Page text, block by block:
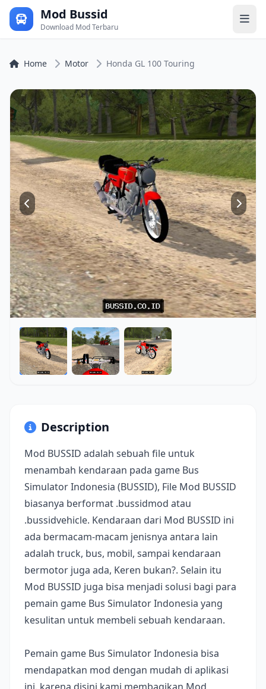
Mod Bussid
Download Mod Terbaru
Home Motor Honda GL 100 Touring
Description
Mod BUSSID adalah sebuah file untuk
menambah kendaraan pada game Bus
Simulator Indonesia (BUSSID), File Mod BUSSID
biasanya berformat .bussidmod atau
.bussidvehicle. Kendaraan dari Mod BUSSID ini
ada bermacam-macam jenisnya antara lain
adalah truck, bus, mobil, sampai kendaraan
bermotor juga ada, Keren bukan?. Selain itu
Mod BUSSID juga bisa menjadi solusi bagi para
pemain game Bus Simulator Indonesia yang
kesulitan untuk membeli sebuah kendaraan.
Pemain game Bus Simulator Indonesia bisa
mendapatkan mod dengan mudah di aplikasi